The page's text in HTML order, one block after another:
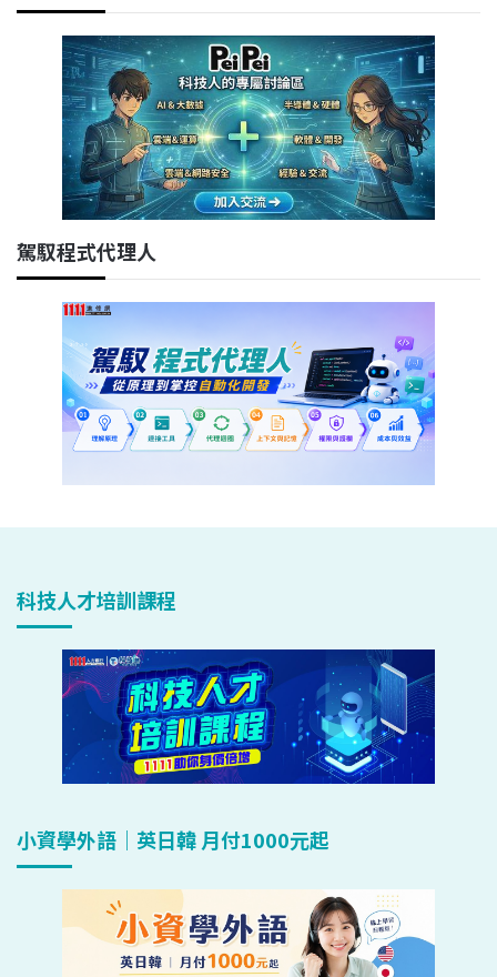
駕馭程式代理人
科技人才培訓課程
小資學外語｜英日韓 月付1000元起